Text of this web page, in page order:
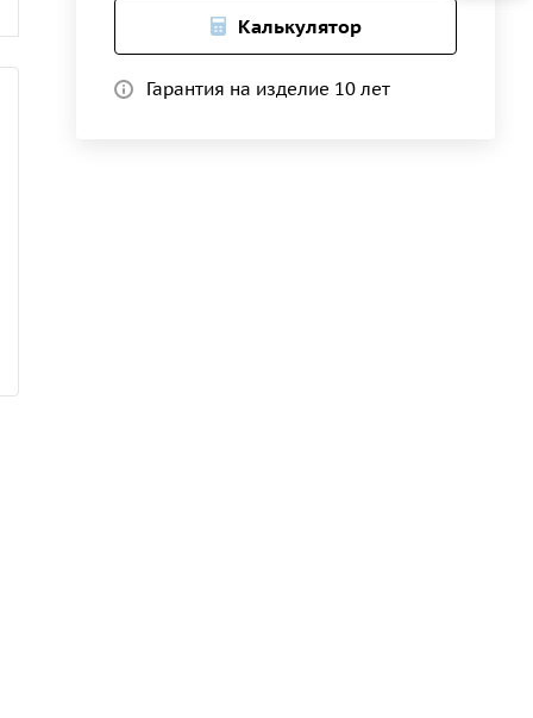
Калькулятор
Гарантия на изделие 10 лет